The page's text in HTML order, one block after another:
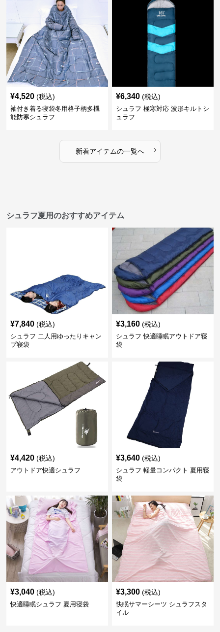
¥4,520 (税込)
袖付き着る寝袋冬用格子柄多機
能防寒シュラフ
¥6,340 (税込)
シュラフ 極寒対応 波形キルトシ
ュラフ
新着アイテムの一覧へ ›
シュラフ夏用のおすすめアイテム
¥7,840 (税込)
シュラフ 二人用ゆったりキャン
プ寝袋
¥3,160 (税込)
シュラフ 快適睡眠アウトドア寝
袋
¥4,420 (税込)
アウトドア快適シュラフ
¥3,640 (税込)
シュラフ 軽量コンパクト 夏用寝
袋
¥3,040 (税込)
快適睡眠シュラフ 夏用寝袋
¥3,300 (税込)
快眠サマーシーツ シュラフスタ
イル